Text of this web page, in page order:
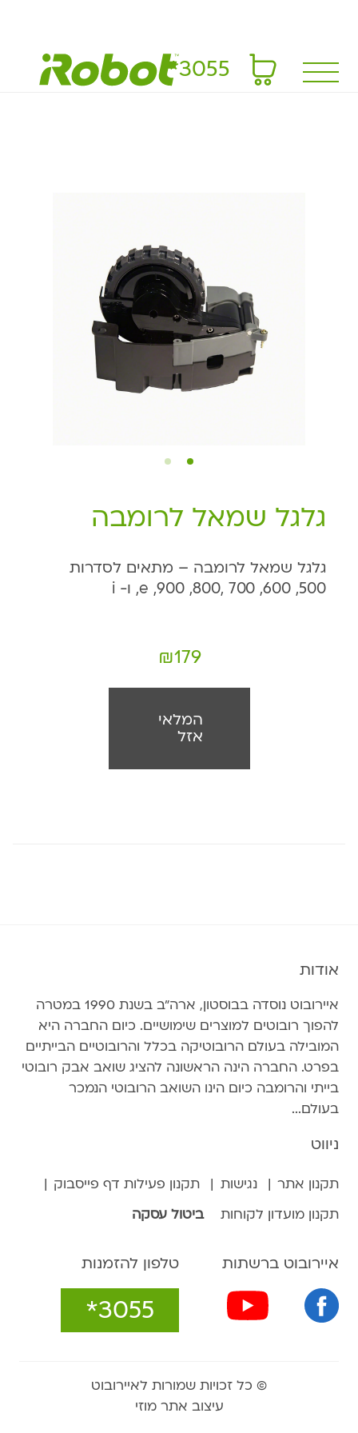
*3055
גלגל שמאל לרומבה
גלגל שמאל לרומבה – מתאים לסדרות
500, 600, 700 ,800, 900, e, ו- i
₪179
המלאי
אזל
אודות
איירובוט נוסדה בבוסטון, ארה״ב בשנת 1990 במטרה
להפוך רובוטים למוצרים שימושיים. כיום החברה היא
המובילה בעולם הרובוטיקה בכלל והרובוטיים הבייתיים
בפרט. החברה הינה הראשונה להציג שואב אבק רובוטי
בייתי והרומבה כיום הינו השואב הרובוטי הנמכר
בעולם...
ניווט
תקנון אתר נגישות
תקנון פעילות דף פייסבוק
תקנון מועדון לקוחות
ביטול עסקה
איירובוט ברשתות טלפון להזמנות
*3055
© כל זכויות שמורות לאיירובוט
עיצוב אתר מוזי